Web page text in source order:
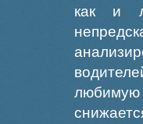
как и
любимую